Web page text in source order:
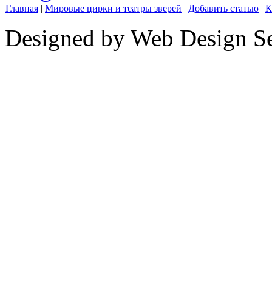
Главная | Мировые цирки и театры зверей | Добавить статью |
Designed by Web Design